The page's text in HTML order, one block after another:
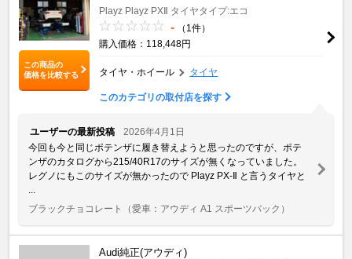
この商品の
価格を比較する
Playz Playz PXⅡ タイヤタイプ:エコ
-
（1件）
購入価格：118,448円
タイヤ・ホイール タイヤ
このカテゴリの取付店を探す
ユーザーの最新投稿
2026年4月1日
今回も今と同じポテンザに履き替えようと思ったのですが、ポテ
ンザのカタログから215/40R17のサイズが無くなっていました。
レグノにもこのサイズが無かったので Playz PX-Ⅱ と言うタイヤと
ブラックチョコレート
（愛車：アウディ A1 スポーツバック）
Audi純正(アウディ)